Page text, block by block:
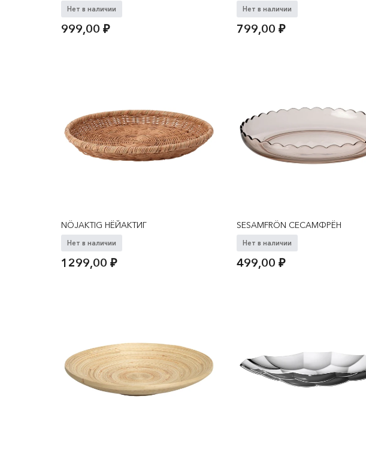
Нет в наличии
999,00 ₽
Нет в наличии
799,00₽
NÖJAKTIG НЁЙАКТИГ
Нет в наличии
1299,00 ₽
SESAMFRÖN СЕСАМФРЁН
Нет в наличии
499,00₽